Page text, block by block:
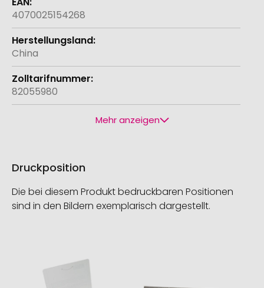
4070025154268
China
82055980
Mehr anzeigen
Druckposition
Die bei diesem Produkt bedruckbaren Positionen
sind in den Bildern exemplarisch dargestellt.